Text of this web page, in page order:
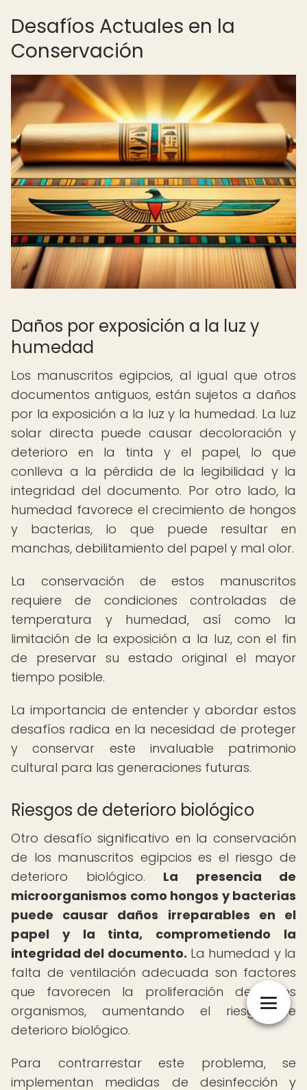
Desafíos Actuales en la
Conservación
Daños por exposición a la luz y
humedad
Los manuscritos egipcios, al igual que otros
documentos antiguos, están sujetos a daños
por la exposición a la luz y la humedad. La luz
solar directa puede causar decoloración y
deterioro en la tinta y el papel, lo que
conlleva a la pérdida de la legibilidad y la
integridad del documento. Por otro lado, la
humedad favorece el crecimiento de hongos
y bacterias, lo que puede resultar en
manchas, debilitamiento del papel y mal olor.
La conservación de estos manuscritos
requiere de condiciones controladas de
temperatura y humedad, así como la
limitación de la exposición a la luz, con el fin
de preservar su estado original el mayor
tiempo posible.
La importancia de entender y abordar estos
desafíos radica en la necesidad de proteger
y conservar este invaluable patrimonio
cultural para las generaciones futuras.
Riesgos de deterioro biológico
Otro desafío significativo en la conservación
de los manuscritos egipcios es el riesgo de
deterioro biológico. La presencia de
microorganismos como hongos y bacterias
puede causar daños irreparables en el
papel y la tinta, comprometiendo la
integridad del documento. La humedad y la
falta de ventilación adecuada son factores
que favorecen la proliferación de estos
organismos, aumentando el riesgo de
deterioro biológico.
Para contrarrestar este problema, se
implementan medidas de desinfección y